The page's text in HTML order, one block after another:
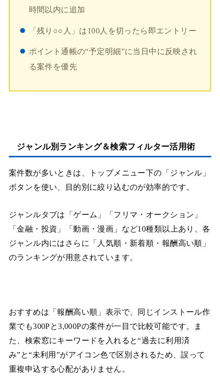
時間以内に追加
「残り○○人」は100人を切ったら即エントリー
ポイント通帳の“予定明細”に当日中に反映され
る案件を優先
ジャンル別ランキング＆検索フィルター活用術
案件数が多いときは、トップメニュー下の「ジャンル」
ボタンを使い、目的別に絞り込むのが効率的です。
ジャンルタブは「ゲーム」「フリマ・オークション」
「金融・投資」「動画・漫画」など10種類以上あり、各
ジャンル内にはさらに「人気順・新着順・報酬高い順」
のランキングが用意されています。
おすすめは「報酬高い順」表示で、同じインストール作
業でも300Pと3,000Pの案件が一目で比較可能です。ま
た、検索窓にキーワードを入れると“過去に利用済
み”と“未利用”がアイコン色で区別されるため、誤って
重複申込する心配がありません。